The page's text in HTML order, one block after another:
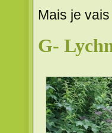
Mais je
G-